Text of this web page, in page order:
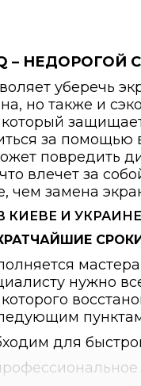
– НЕДОРОГОЙ
уберечь
но также и
который
за помощью
повредить
влечет за
чем замена
нужно
для